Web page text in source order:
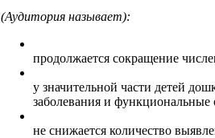
(Аудитория называет):
продолжается сокращение
у значительной части детей
заболевания и функциональные
не снижается количество